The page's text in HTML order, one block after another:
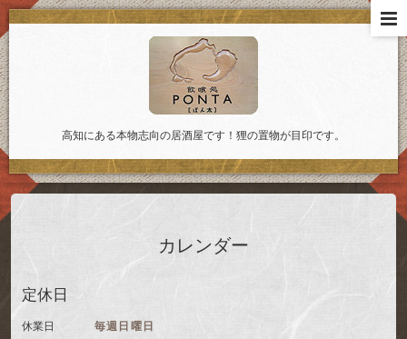
高知にある本物志向の居酒屋です！狸の置物が目印です。
カレンダー
定休日
休業日 毎週日曜日